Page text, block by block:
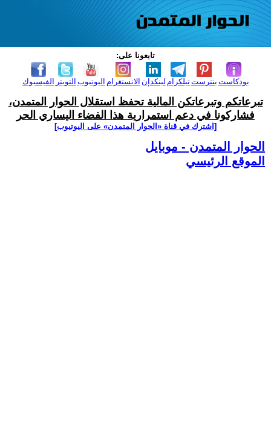
تابعونا على:
الفيسبوك التويتر اليوتيوب الانستغرام لينكدإن تيلكرامبنترست بودكاست
تبرعاتكم وتبرعاتكن المالية تحفظ استقلال الحوار المتمدن،
فشاركونا في دعم استمرارية هذا الفضاء اليساري الحر
[اشترك في قناة ‫«الحوار المتمدن» على اليوتيوب]
الحوار المتمدن - موبايل
الموقع الرئيسي